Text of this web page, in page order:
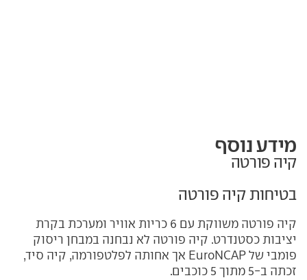
מידע נוסף
קיה פורטה
בטיחות קיה פורטה
קיה פורטה משווקת עם 6 כריות אוויר ומערכת בקרת
יציבות כסטנדרט. קיה פורטה לא נבחנה במבחן ריסוק
פומבי של EuroNCAP אך אחותה לפלטפורמה, קיה סיד,
זכתה ב-5 מתוך 5 כוכבים.